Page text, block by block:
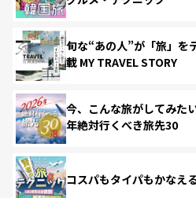
旬な“あの人”が「旅」を
載 MY TRAVEL STORY
今、こんな旅がしてみた
年絶対行くべき旅先30
コスパもタイパもかなえ